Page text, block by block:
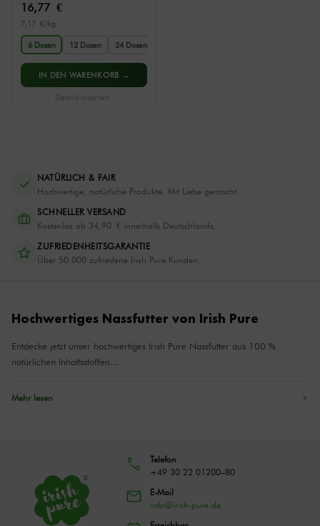
16,77 €
7,17 €/kg
6 Dosen 12 Dosen 24 Dosen
IN DEN WARENKORB →
Details ansehen ›
NATÜRLICH & FAIR
Hochwertige, natürliche Produkte. Mit Liebe gemacht.
SCHNELLER VERSAND
Kostenlos ab 34,90 € innerhalb Deutschlands.
ZUFRIEDENHEITSGARANTIE
Über 50.000 zufriedene Irish Pure Kunden.
Hochwertiges Nassfutter von Irish Pure
Entdecke jetzt unser hochwertiges Irish Pure Nassfutter aus 100 %
natürlichen Inhaltsstoffen…
Mehr lesen ▼
verdaulichen, hochwertigen Kohlenhydratquellen ist dieses
Nassfutter als Alleinfuttermittel verwendbar und versorgt
deinen Hund mit allen nötigen Nährstoffen die er/sie für
ein artgerechtes und gesundes Leben benötigt. Kein
Telefon
+49 30 22 01200–80
E-Mail
info@irish-pure.de